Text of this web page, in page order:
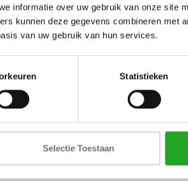
informatie over uw gebruik van onze site
kunnen deze gegevens combineren met
van uw gebruik van hun services.
Statistieken
Selectie Toestaan